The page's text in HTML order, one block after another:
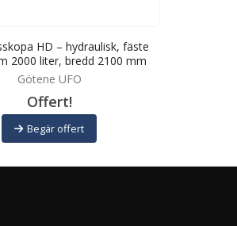
HD – hydraulisk, fäste
2000 liter, bredd 2100 mm
Götene UFO
Offert!
Begär offert